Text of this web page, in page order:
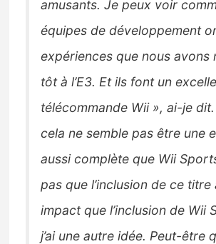
amusants. Je peux voir
équipes de développement
expériences que nous avons
tôt à l’E3. Et ils font un
télécommande Wii », ai-je
cela ne semble pas être une
aussi complète que Wii
pas que l’inclusion de ce
impact que l’inclusion de Wii
j’ai une autre idée. Peut-être